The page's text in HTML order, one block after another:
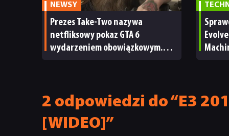
NEWSY
Prezes Take-Two nazywa
netfliksowy pokaz GTA 6
wydarzeniem obowiązkowym.
2 odpowiedzi do “E3
[WIDEO]”